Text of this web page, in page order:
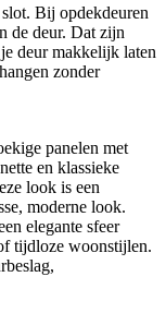
Bij opdekdeuren
de deur. Dat zijn
deur makkelijk laten
zonder
panelen met
en klassieke
look is een
moderne look.
elegante sfeer
tijdloze woonstijlen.